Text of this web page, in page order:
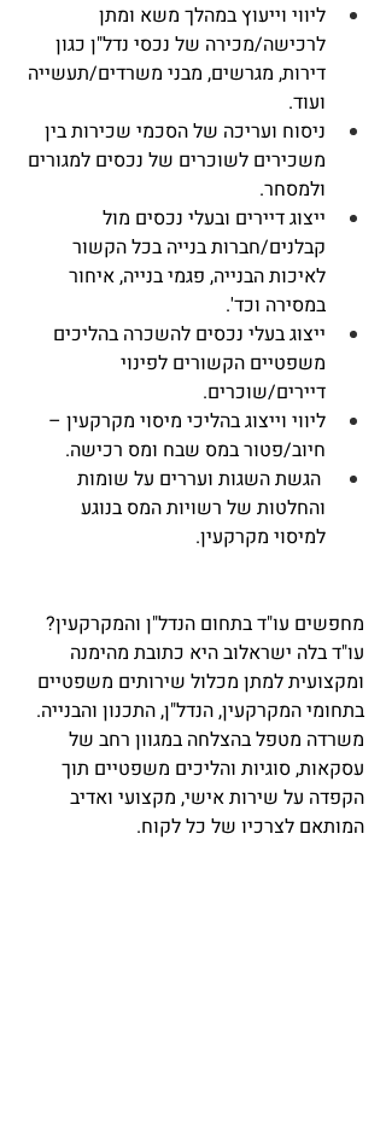
ליווי וייעוץ במהלך משא ומתן
לרכישה/מכירה של נכסי נדל"ן כגון
דירות, מגרשים, מבני משרדים/תעשייה
ועוד.
ניסוח ועריכה של הסכמי שכירות בין
משכירים לשוכרים של נכסים למגורים
ולמסחר.
ייצוג דיירים ובעלי נכסים מול
קבלנים/חברות בנייה בכל הקשור
לאיכות הבנייה, פגמי בנייה, איחור
במסירה וכד'.
ייצוג בעלי נכסים להשכרה בהליכים
משפטיים הקשורים לפינוי
דיירים/שוכרים.
ליווי וייצוג בהליכי מיסוי מקרקעין –
חיוב/פטור במס שבח ומס רכישה.
הגשת השגות ועררים על שומות
והחלטות של רשויות המס בנוגע
למיסוי מקרקעין.
מחפשים עו"ד בתחום הנדל"ן והמקרקעין?
עו"ד בלה ישראלוב היא כתובת מהימנה
ומקצועית למתן מכלול שירותים משפטיים
בתחומי המקרקעין, הנדל"ן, התכנון והבנייה.
משרדה מטפל בהצלחה במגוון רחב של
עסקאות, סוגיות והליכים משפטיים תוך
הקפדה על שירות אישי, מקצועי ואדיב
המותאם לצרכיו של כל לקוח.